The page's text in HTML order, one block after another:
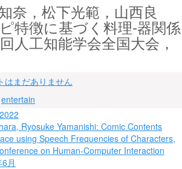
奈，松下光範，山西良
特徴に基づく料理‐器関係
人工知能学会全国大会，
はまだありません
entertain
Ryosuke Yamanishi: Comic Contents
using Speech Frequencies of Characters,
on Human-Computer Interaction
月